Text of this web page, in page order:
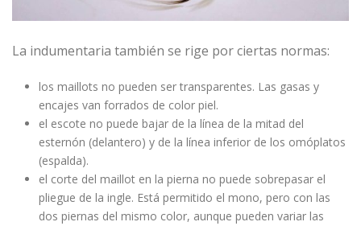
La indumentaria también se rige por ciertas normas:
los maillots no pueden ser transparentes. Las gasas y
encajes van forrados de color piel.
el escote no puede bajar de la línea de la mitad del
esternón (delantero) y de la línea inferior de los omóplatos
(espalda).
el corte del maillot en la pierna no puede sobrepasar el
pliegue de la ingle. Está permitido el mono, pero con las
dos piernas del mismo color, aunque pueden variar las